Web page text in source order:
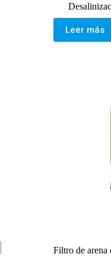
Leer más
Filtro de arena